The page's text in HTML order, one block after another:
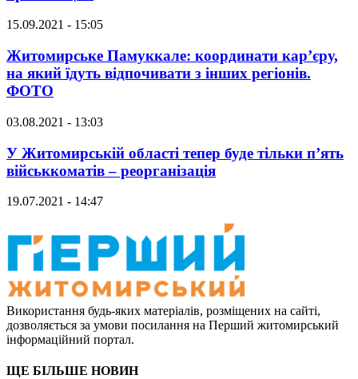
15.09.2021 - 15:05
Житомирське Памуккале: координати кар’єру,
на який їдуть відпочивати з інших регіонів.
ФОТО
03.08.2021 - 13:03
У Житомирській області тепер буде тільки п’ять
військкоматів – реорганізація
19.07.2021 - 14:47
Використання будь-яких матеріалів, розміщених на сайті,
дозволяється за умови посилання на Перший житомирський
інформаційний портал.
ЩЕ БІЛЬШЕ НОВИН